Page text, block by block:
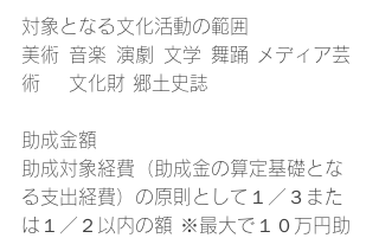
対象となる文化活動の範囲
美術	音楽	演劇	文学	舞踊 メディア芸
術	文化財 郷土史誌
助成金額
助成対象経費（助成金の算定基礎とな
る支出経費）の原則として１／３また
は１／２以内の額 ※最大で１０万円助